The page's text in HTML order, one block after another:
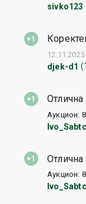
sivko123
djek-d1
12.11.2025
Аукцион:
Аукцион: